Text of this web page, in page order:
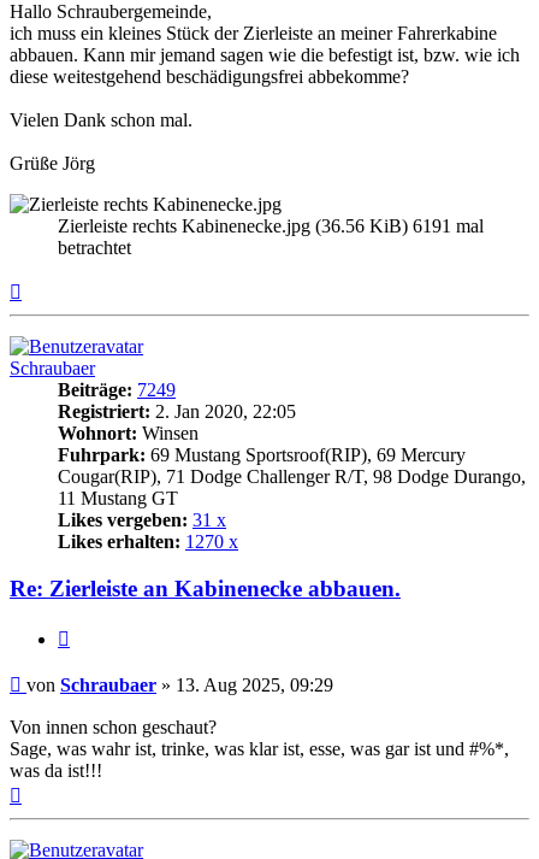
Hallo Schraubergemeinde,
ich muss ein kleines Stück der Zierleiste an meiner Fahrerkabine
abbauen. Kann mir jemand sagen wie die befestigt ist, bzw. wie ich
diese weitestgehend beschädigungsfrei abbekomme?
Vielen Dank schon mal.
Grüße Jörg
Zierleiste rechts Kabinenecke.jpg (36.56 KiB) 6191 mal
betrachtet
Schraubaer
Beiträge: 7249
Registriert: 2. Jan 2020, 22:05
Wohnort: Winsen
Fuhrpark: 69 Mustang Sportsroof(RIP), 69 Mercury
Cougar(RIP), 71 Dodge Challenger R/T, 98 Dodge Durango,
11 Mustang GT
Likes vergeben: 31 x
Likes erhalten: 1270 x
Re: Zierleiste an Kabinenecke abbauen.
Beitrag
von Schraubaer » 13. Aug 2025, 09:29
Von innen schon geschaut?
Sage, was wahr ist, trinke, was klar ist, esse, was gar ist und #%*,
was da ist!!!